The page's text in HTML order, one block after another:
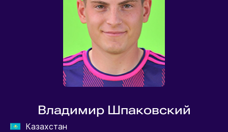
Владимир Шпаковский
Казахстан